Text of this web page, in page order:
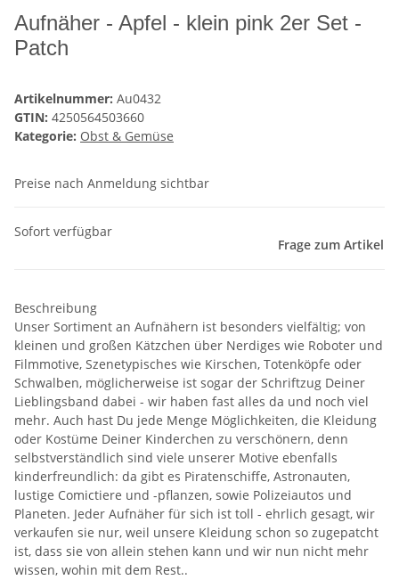
Aufnäher - Apfel - klein pink 2er Set -
Patch
Artikelnummer: Au0432
GTIN: 4250564503660
Kategorie: Obst & Gemüse
Preise nach Anmeldung sichtbar
Sofort verfügbar
Frage zum Artikel
Beschreibung
Unser Sortiment an Aufnähern ist besonders vielfältig; von
kleinen und großen Kätzchen über Nerdiges wie Roboter und
Filmmotive, Szenetypisches wie Kirschen, Totenköpfe oder
Schwalben, möglicherweise ist sogar der Schriftzug Deiner
Lieblingsband dabei - wir haben fast alles da und noch viel
mehr. Auch hast Du jede Menge Möglichkeiten, die Kleidung
oder Kostüme Deiner Kinderchen zu verschönern, denn
selbstverständlich sind viele unserer Motive ebenfalls
kinderfreundlich: da gibt es Piratenschiffe, Astronauten,
lustige Comictiere und -pflanzen, sowie Polizeiautos und
Planeten. Jeder Aufnäher für sich ist toll - ehrlich gesagt, wir
verkaufen sie nur, weil unsere Kleidung schon so zugepatcht
ist, dass sie von allein stehen kann und wir nun nicht mehr
wissen, wohin mit dem Rest..